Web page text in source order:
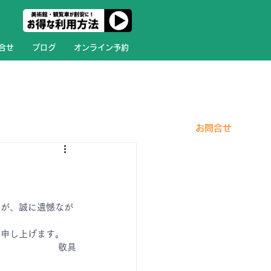
​お問合せ
せ ブログ オンライン予約
、誠に遺憾なが
し上げます。
敬具